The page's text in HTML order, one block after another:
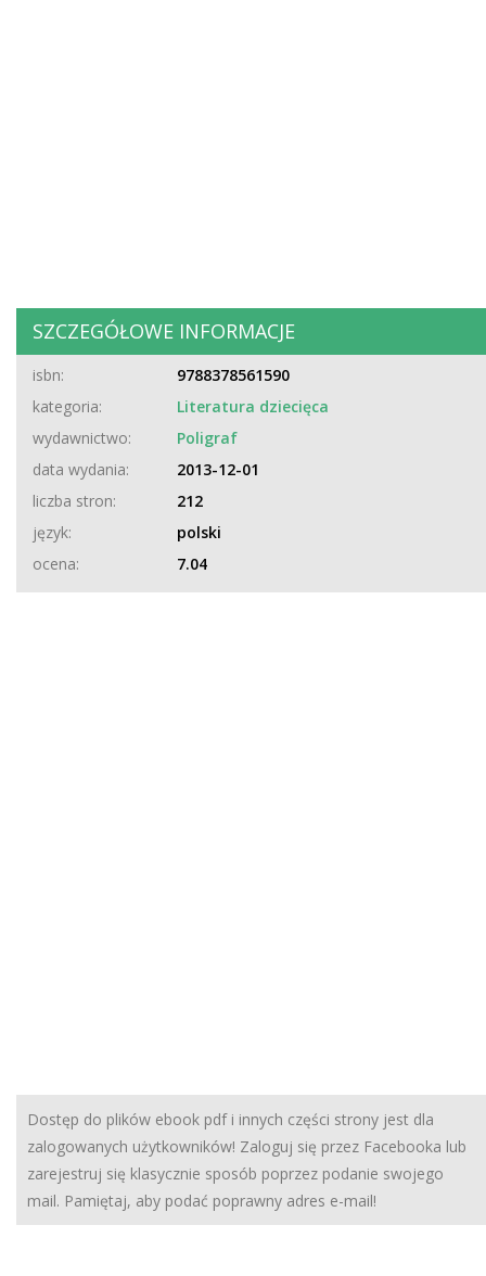
SZCZEGÓŁOWE INFORMACJE
isbn:
9788378561590
kategoria:
Literatura dziecięca
wydawnictwo:
Poligraf
data wydania:
2013-12-01
liczba stron:
212
język:
polski
ocena:
7.04
Dostęp do plików ebook pdf i innych części strony jest dla
zalogowanych użytkowników! Zaloguj się przez Facebooka lub
zarejestruj się klasycznie sposób poprzez podanie swojego
mail. Pamiętaj, aby podać poprawny adres e-mail!